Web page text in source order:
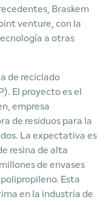
Braskem
venture, con la
a otras
de reciclado
El proyecto es el
empresa
de residuos para la
La expectativa es
resina de alta
de envases
Esta
en la industria de